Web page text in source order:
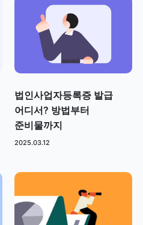
법인사업자등록증 발급
어디서? 방법부터
준비물까지
2025.03.12